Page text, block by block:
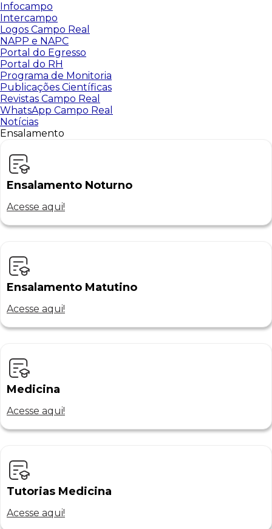
Infocampo
Intercampo
Logos Campo Real
NAPP e NAPC
Portal do Egresso
Portal do RH
Programa de Monitoria
Publicações Científicas
Revistas Campo Real
WhatsApp Campo Real
Notícias
Ensalamento
Ensalamento Noturno
Acesse aqui!
Ensalamento Matutino
Acesse aqui!
Medicina
Acesse aqui!
Tutorias Medicina
Acesse aqui!